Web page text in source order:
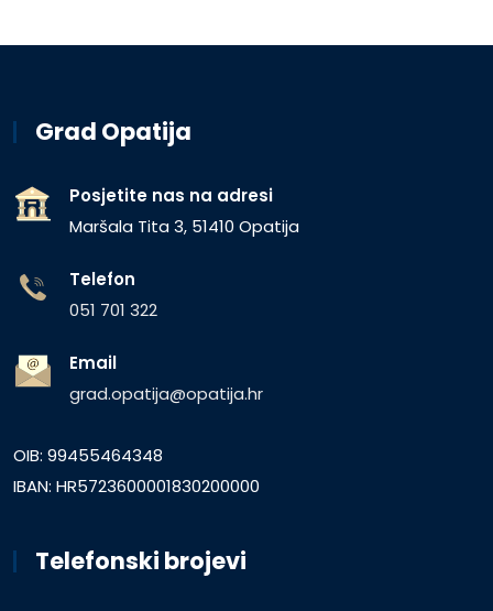
Grad Opatija
Posjetite nas na adresi
Maršala Tita 3, 51410 Opatija
Telefon
051 701 322
Email
grad.opatija@opatija.hr
OIB: 99455464348
IBAN: HR5723600001830200000
Telefonski brojevi